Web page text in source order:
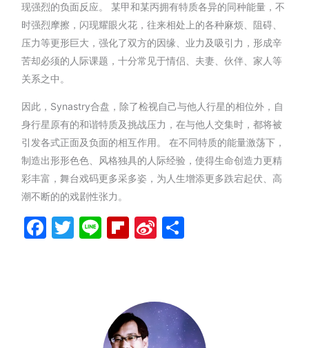
现强烈的负面反应。 某甲和某丙拥有特质各异的同种能量，不
时强烈摩擦，闪现耀眼火花，往来相处上的各种麻烦、阻碍、
压力等更形巨大，强化了双方的因缘、业力及吸引力，形成辛
苦却必须的人际课题，十分常见于情侣、夫妻、伙伴、家人等
关系之中。
因此，Synastry合盘，除了检视自己与他人行星的相位外，自
身行星原有的和谐特质及挑战压力，在与他人交集时，都将被
引发各式正面及负面的相互作用。 在不同特质的能量激荡下，
制造出形形色色、风格独具的人际经验，使得生命创造力更精
彩丰富，舞台戏码更多采多姿，为人生增添更多跌宕起伏、高
潮不断的的戏剧性张力。
Facebook
Twitter
LineFlipboard
Sina